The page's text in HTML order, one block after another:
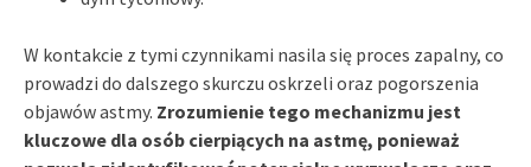
W kontakcie z tymi czynnikami nasila się proces zapalny, co
prowadzi do dalszego skurczu oskrzeli oraz pogorszenia
objawów astmy. Zrozumienie tego mechanizmu jest
kluczowe dla osób cierpiących na astmę, ponieważ